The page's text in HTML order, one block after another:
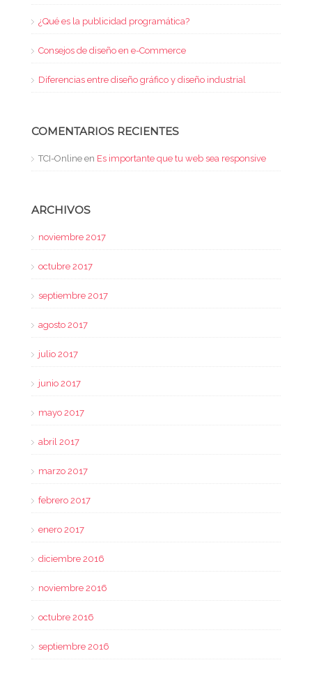
¿Qué es la publicidad programática?
Consejos de diseño en e-Commerce
Diferencias entre diseño gráfico y diseño industrial
COMENTARIOS RECIENTES
TCI-Online en Es importante que tu web sea responsive
ARCHIVOS
noviembre 2017
octubre 2017
septiembre 2017
agosto 2017
julio 2017
junio 2017
mayo 2017
abril 2017
marzo 2017
febrero 2017
enero 2017
diciembre 2016
noviembre 2016
octubre 2016
septiembre 2016